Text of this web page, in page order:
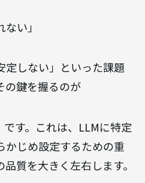
い」
定しない」といった課題
の鍵を握るのが
です。これは、LLMに特定
かじめ設定するための重
質を大きく左右します。